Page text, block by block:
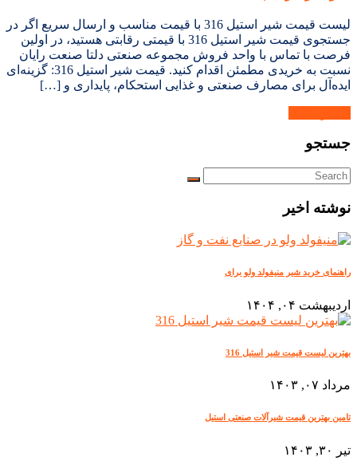
لیست قیمت شیر استیل 316 با قیمت مناسب و ارسال سریع اگر در
جستجوی قیمت شیر استیل 316 با قیمتی رقابتی هستید، در اولین
فرصت با تماس با واحد فروش مجموعه صنعتی دلتا صنعت رایان
نسبت به خریدی مطمئن اقدام کنید. قیمت شیر استیل 316: گزینه‌ای
ایده‌آل برای مصارف صنعتی و غذایی استحکام، پایداری و […]
جستجو
نوشته اخیر
راهنمای خرید شیر منیفولد ولو برای
اردیبهشت ۰۴, ۱۴۰۴
بهترین لیست قیمت شیر استیل 316
مرداد ۰۷, ۱۴۰۳
تامین بهترین قیمت شیرآلات صنعتی استیل
تیر ۳۰, ۱۴۰۳